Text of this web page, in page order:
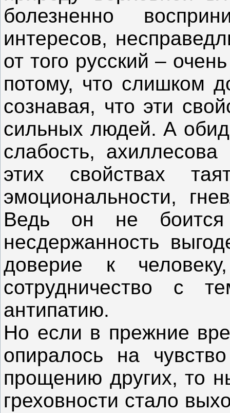
болезненно
интересов,
от того русский –
потому, что слишком
сознавая, что эти
сильных людей. А
слабость, ахиллесова
этих свойствах
эмоциональности,
Ведь он не боится
несдержанность
доверие к
сотрудничество с
антипатию.
Но если в прежние
опиралось на
прощению других, то
греховности стало